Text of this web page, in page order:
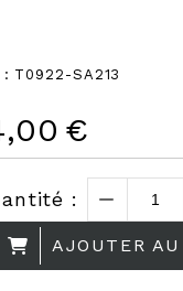
: T0922-SA213
€
:
AJOUTER